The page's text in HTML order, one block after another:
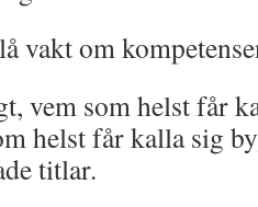
vakt om
vem som helst får
helst får kalla sig
titlar.